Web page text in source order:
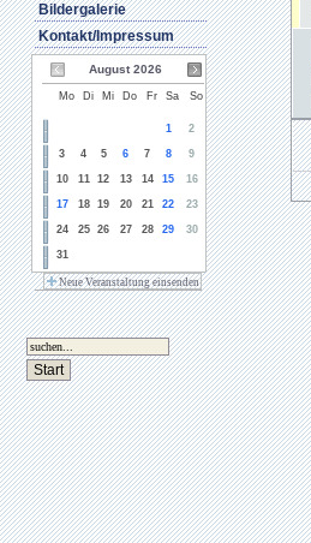
Bildergalerie
Kontakt/Impressum
August 2026
Mo Di Mi Do Fr Sa So
1 2
3 4 5 6 7 8 9
10 11 12 13 14 15 16
17 18 19 20 21 22 23
24 25 26 27 28 29 30
31
Neue Veranstaltung einsenden